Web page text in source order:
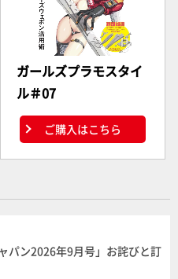
ガールズプラモスタイ
ル＃07
ご購入はこちら
パン2026年9月号」お詫びと訂